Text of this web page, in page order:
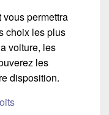
permettra
choix les plus
voiture, les
les
disposition.